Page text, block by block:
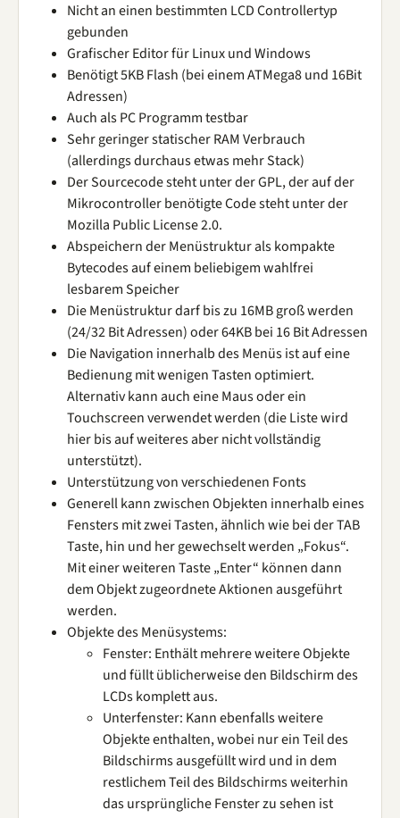
Nicht an einen bestimmten LCD Controllertyp
gebunden
Grafischer Editor für Linux und Windows
Benötigt 5KB Flash (bei einem ATMega8 und 16Bit
Adressen)
Auch als PC Programm testbar
Sehr geringer statischer RAM Verbrauch
(allerdings durchaus etwas mehr Stack)
Der Sourcecode steht unter der GPL, der auf der
Mikrocontroller benötigte Code steht unter der
Mozilla Public License 2.0.
Abspeichern der Menüstruktur als kompakte
Bytecodes auf einem beliebigem wahlfrei
lesbarem Speicher
Die Menüstruktur darf bis zu 16MB groß werden
(24/32 Bit Adressen) oder 64KB bei 16 Bit Adressen
Die Navigation innerhalb des Menüs ist auf eine
Bedienung mit wenigen Tasten optimiert.
Alternativ kann auch eine Maus oder ein
Touchscreen verwendet werden (die Liste wird
hier bis auf weiteres aber nicht vollständig
unterstützt).
Unterstützung von verschiedenen Fonts
Generell kann zwischen Objekten innerhalb eines
Fensters mit zwei Tasten, ähnlich wie bei der TAB
Taste, hin und her gewechselt werden „Fokus“.
Mit einer weiteren Taste „Enter“ können dann
dem Objekt zugeordnete Aktionen ausgeführt
werden.
Objekte des Menüsystems:
Fenster: Enthält mehrere weitere Objekte
und füllt üblicherweise den Bildschirm des
LCDs komplett aus.
Unterfenster: Kann ebenfalls weitere
Objekte enthalten, wobei nur ein Teil des
Bildschirms ausgefüllt wird und in dem
restlichem Teil des Bildschirms weiterhin
das ursprüngliche Fenster zu sehen ist